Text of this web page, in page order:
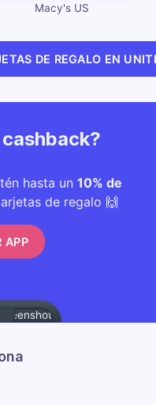
Macy's US
DE REGALO EN
hasta un 10% de
de regalo 🙌
APP